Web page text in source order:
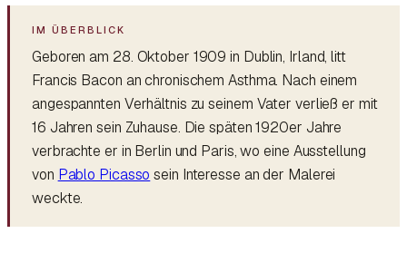
Geboren am 28. Oktober 1909 in Dublin, Irland, litt
Francis Bacon an chronischem Asthma. Nach einem
angespannten Verhältnis zu seinem Vater verließ er mit
16 Jahren sein Zuhause. Die späten 1920er Jahre
verbrachte er in Berlin und Paris, wo eine Ausstellung
von Pablo Picasso sein Interesse an der Malerei
weckte.